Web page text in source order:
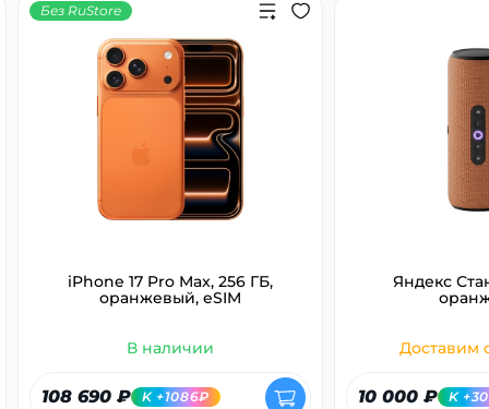
Без RuStore
iPhone 17 Pro Max, 256 ГБ,
оранжевый, eSIM
В наличии
108 690 ₽ K +1086₽
Яндекс
Доставим
10 000 ₽ K